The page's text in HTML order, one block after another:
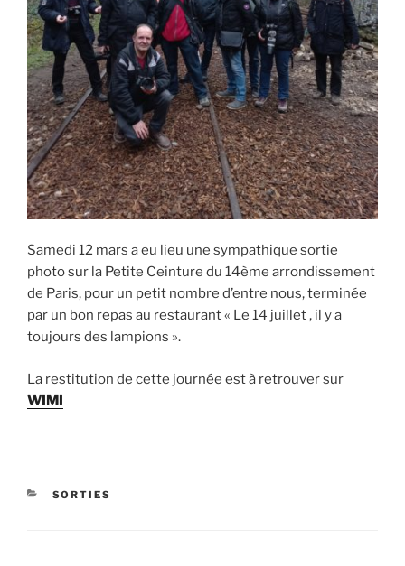
Samedi 12 mars a eu lieu une sympathique sortie
photo sur la Petite Ceinture du 14ème arrondissement
de Paris, pour un petit nombre d’entre nous, terminée
par un bon repas au restaurant « Le 14 juillet , il y a
toujours des lampions ».
La restitution de cette journée est à retrouver sur
WIMI
CATÉGORIES
SORTIES